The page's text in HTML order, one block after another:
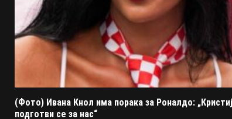
(Фото) Ивана Кнол има порака за Роналдо:
подготви се за нас“